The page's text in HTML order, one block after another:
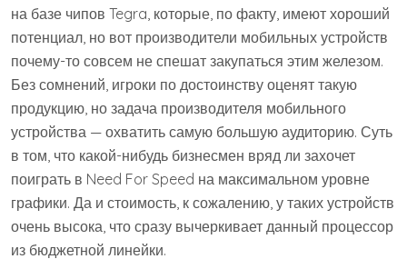
на базе чипов Tegra, которые, по факту, имеют хороший
потенциал, но вот производители мобильных устройств
почему-то совсем не спешат закупаться этим железом.
Без сомнений, игроки по достоинству оценят такую
продукцию, но задача производителя мобильного
устройства — охватить самую большую аудиторию. Суть
в том, что какой-нибудь бизнесмен вряд ли захочет
поиграть в Need For Speed на максимальном уровне
графики. Да и стоимость, к сожалению, у таких устройств
очень высока, что сразу вычеркивает данный процессор
из бюджетной линейки.